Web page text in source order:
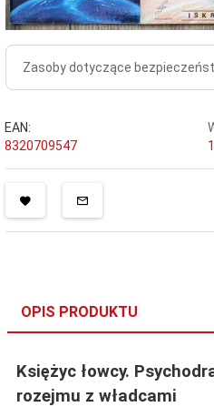
Zasoby dotyczące
EAN:
8320709547
OPIS PRODUKTU
Księżyc łowcy.
rozejmu z władcami